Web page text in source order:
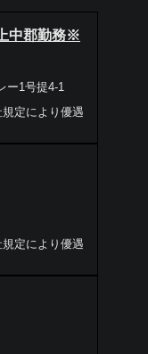
中郡勤務※
ー1号提4-1
定により優遇
定により優遇